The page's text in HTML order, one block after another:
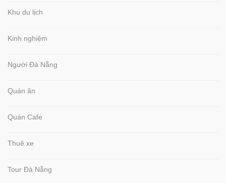
Khu du lịch
Kinh nghiệm
Người Đà Nẵng
Quán ăn
Quán Cafe
Thuê xe
Tour Đà Nẵng